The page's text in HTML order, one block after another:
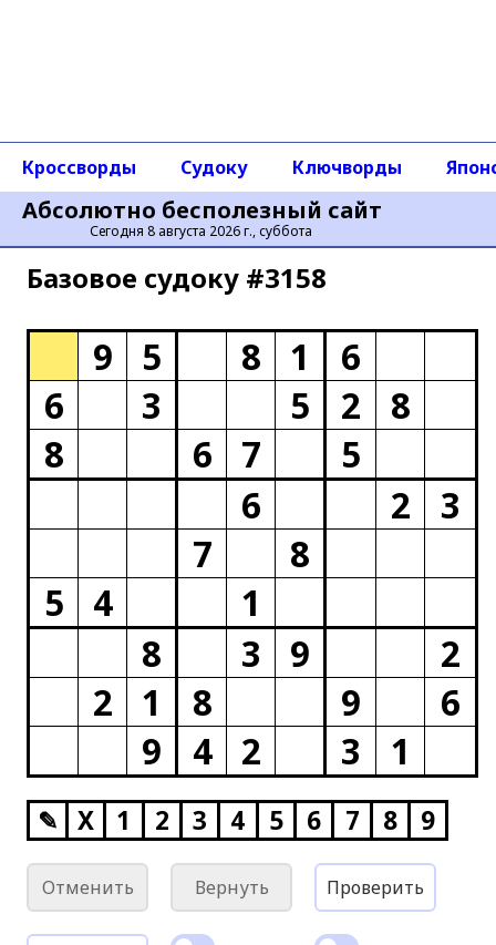
Абсолютно бесполезный сайт
Сегодня 8 августа 2026 г., суббота
Кроссворды Судоку Ключворды
Базовое cудоку #3158
9 5 8 1
6
6
3 5 2
8
8
6 7
5
6
2
3
7
8
5
4
1
8
3 9
2
2
1 8 9
6
9
4 2 3 1
✎ X 1 2 3 4 5 6 7 8 9
Отменить Вернуть Проверить